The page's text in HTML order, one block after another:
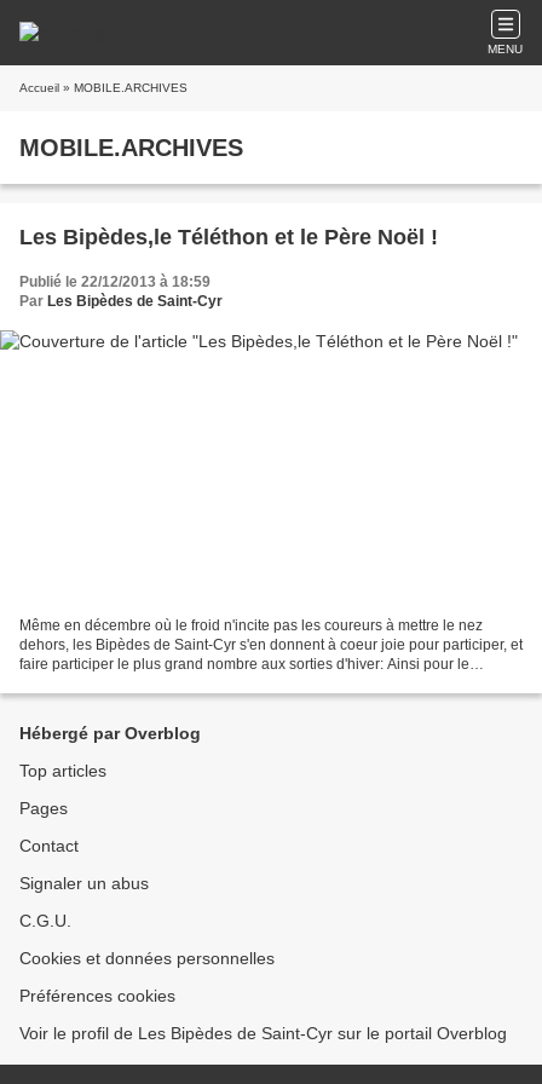
MENU
Accueil » MOBILE.ARCHIVES
MOBILE.ARCHIVES
Les Bipèdes,le Téléthon et le Père Noël !
Publié le 22/12/2013 à 18:59
Par Les Bipèdes de Saint-Cyr
Même en décembre où le froid n'incite pas les coureurs à mettre le nez
dehors, les Bipèdes de Saint-Cyr s'en donnent à coeur joie pour participer, et
faire participer le plus grand nombre aux sorties d'hiver: Ainsi pour le
Hébergé par Overblog
Top articles
Pages
Contact
Signaler un abus
C.G.U.
Cookies et données personnelles
Préférences cookies
Voir le profil de Les Bipèdes de Saint-Cyr sur le portail Overblog